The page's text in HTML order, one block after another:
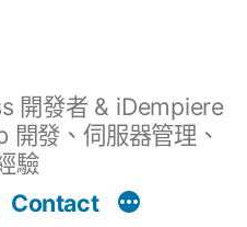
開發者 & iDempiere
發、伺服器管理、
驗
Contact